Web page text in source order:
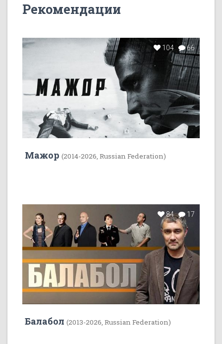
Рекомендации
104 66
Мажор (2014-2026, Russian Federation)
84 17
Балабол (2013-2026, Russian Federation)